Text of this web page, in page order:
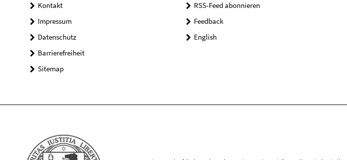
Kontakt
Impressum
Datenschutz
Barrierefreiheit
Sitemap
RSS-Feed abonnieren
Feedback
English